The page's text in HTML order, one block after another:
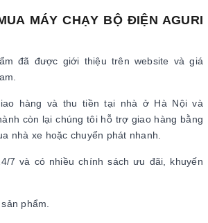
MÁY CHẠY BỘ ĐIỆN AGURI
đã được giới thiệu trên website và giá
hàng và thu tiền tại nhà ở Hà Nội và
còn lại chúng tôi hỗ trợ giao hàng bằng
nhà xe hoặc chuyển phát nhanh.
7 và có nhiều chính sách ưu đãi, khuyến
phẩm.